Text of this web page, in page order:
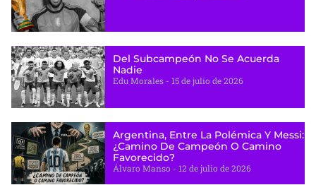
Del Subcampeón No Se Acuerda
Nadie
Edu Morales 15 de julio de 2026
Argentina, Entre La Polémica Y Messi:
¿camino De Campeón O Camino
Favorecido?
Álvaro Manso 12 de julio de 2026